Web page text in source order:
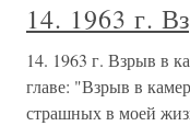
14. 1963 г.
14. 1963 г. Взрыв в
главе: "Взрыв в
страшных в моей